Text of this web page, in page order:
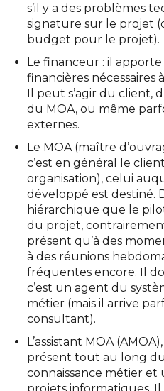
s’il y a des problèmes
signature sur le projet
budget pour le projet).
Le financeur : il apporte
financières nécessaires
Il peut s’agir du client,
du MOA, ou même
externes.
Le MOA (maître
c’est en général le
organisation), celui
développé est destiné.
hiérarchique que le
du projet,
présent qu’à des
à des réunions
fréquentes encore. Il
c’est un agent du
métier (mais il arrive
consultant).
L’assistant MOA
présent tout au long
connaissance métier et